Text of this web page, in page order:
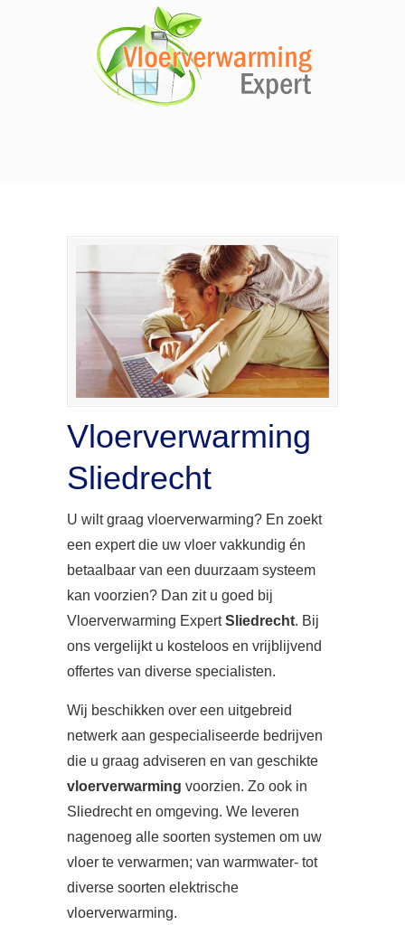
Vloerverwarming
Sliedrecht
U wilt graag vloerverwarming? En zoekt
een expert die uw vloer vakkundig én
betaalbaar van een duurzaam systeem
kan voorzien? Dan zit u goed bij
Vloerverwarming ExpertSliedrecht. Bij
ons vergelijkt u kosteloos en vrijblijvend
offertes van diverse specialisten.
Wij beschikken over een uitgebreid
netwerk aan gespecialiseerde bedrijven
die u graag adviseren en van geschikte
vloerverwarming voorzien. Zo ook in
Sliedrecht en omgeving. We leveren
nagenoeg alle soorten systemen om uw
vloer te verwarmen; van warmwater- tot
diverse soorten elektrische
vloerverwarming.